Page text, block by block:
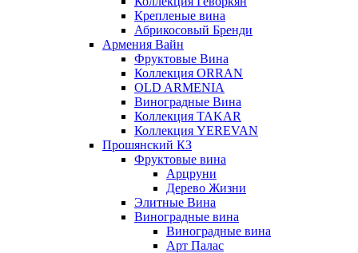
Крепленые вина
Абрикосовый Бренди
Армения Вайн
Фруктовые Вина
Коллекция ORRAN
OLD ARMENIA
Виноградные Вина
Коллекция TAKAR
Коллекция YEREVAN
Прошянский КЗ
Фруктовые вина
Арцруни
Дерево Жизни
Элитные Вина
Виноградные вина
Виноградные вина
Арт Палас